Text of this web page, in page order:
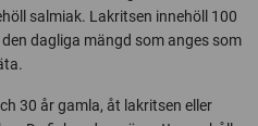
salmiak. Lakritsen innehöll 100
dagliga mängd som anges som
30 år gamla, åt lakritsen eller